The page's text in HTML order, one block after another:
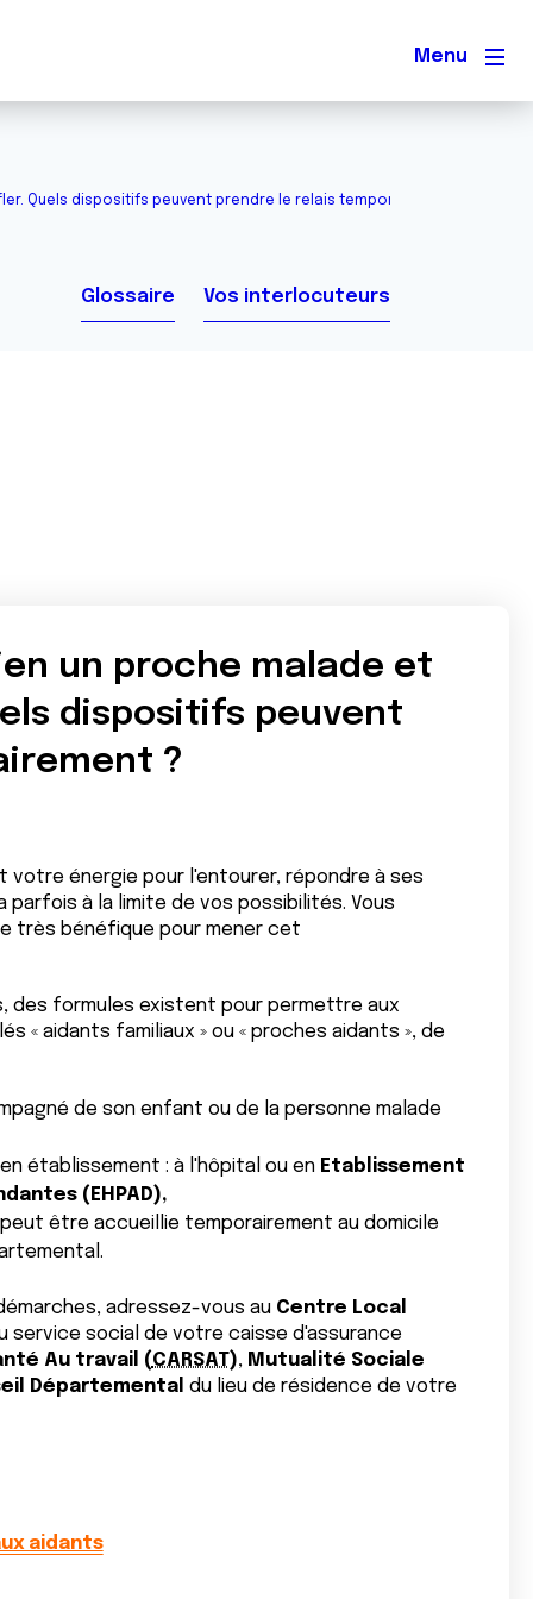
Menu
Quels dispositifs peuvent prendre le relais temporairement ?
Glossaire Vos interlocuteurs
un proche malade et
dispositifs peuvent
?
votre énergie pour l'entourer, répondre à ses
à la limite de vos possibilités. Vous
très bénéfique pour mener cet
des formules existent pour permettre aux
« aidants familiaux » ou « proches aidants », de
de son enfant ou de la personne malade
établissement : à l'hôpital ou en Etablissement
(EHPAD),
être accueillie temporairement au domicile
adressez-vous au Centre Local
service social de votre caisse d'assurance
Autravail (CARSAT), Mutualité Sociale
Départemental du lieu de résidence de votre
aidants